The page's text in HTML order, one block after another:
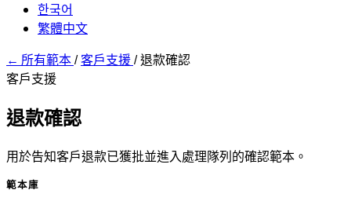
한국어
繁體中文
← 所有範本/客戶支援/退款確認
客戶支援
退款確認
用於告知客戶退款已獲批並進入處理隊列的確認範本。
範本庫